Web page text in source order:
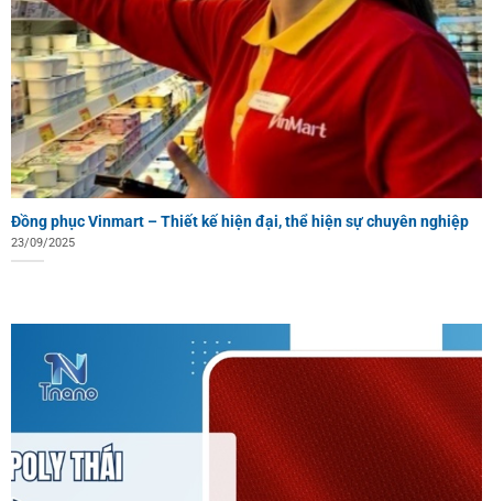
Đồng phục Vinmart – Thiết kế hiện đại, thể hiện sự chuyên nghiệp
23/09/2025